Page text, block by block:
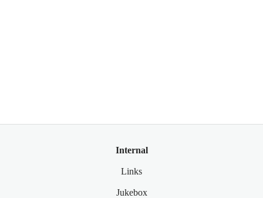
Internal
Links
Jukebox